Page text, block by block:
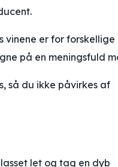
vinene er for forskellige
på en meningsfuld
så du ikke påvirkes af
let og tag en dyb